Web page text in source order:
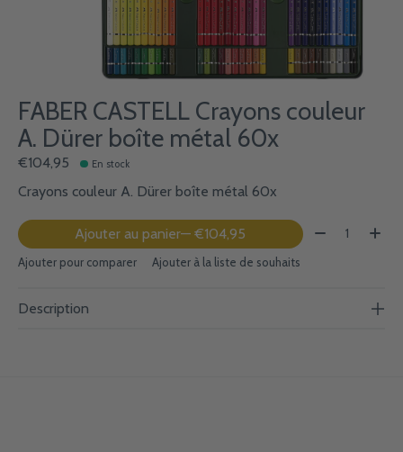
FABER CASTELL Crayons couleur
A. Dürer boîte métal 60x
€104,95 En stock
Crayons couleur A. Dürer boîte métal 60x
Ajouter au panier — €104,95 Quantité:
Ajouter pour comparer Ajouter à la liste de souhaits
Description